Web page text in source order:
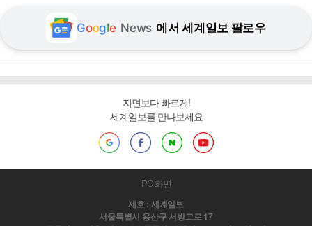
Google News 에서 세계일보 팔로우
지면보다 빠르게!
세계일보를 만나보세요
PC 화면
제호 : 세계일보
서울특별시 용산구 서빙고로 17